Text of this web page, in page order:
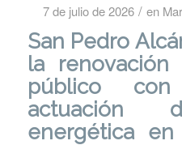
7 de julio de 2026 / en
San Pedro
la renovación
público
actuación
energética